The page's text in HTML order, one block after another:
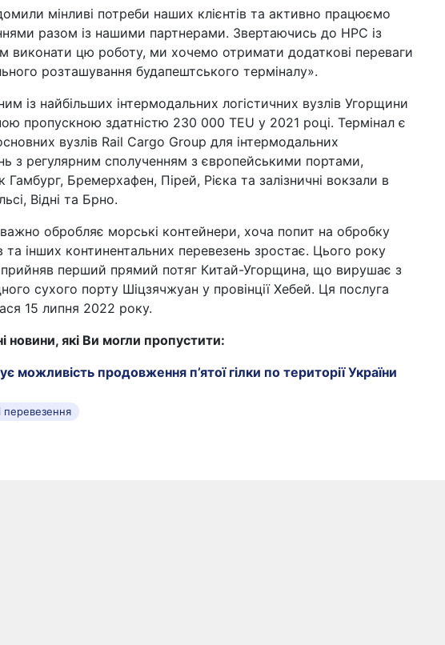
мінливі потреби наших клієнтів та активно працюємо
разом із нашими партнерами. Звертаючись до HPC із
виконати цю роботу, ми хочемо отримати додаткові переваги
розташування будапештського терміналу».
із найбільших інтермодальних логістичних вузлів Угорщини
пропускною здатністю 230 000 TEU у 2021 році. Термінал є
вузлів Rail Cargo Group для інтермодальних
з регулярним сполученням з європейськими портами,
Гамбург, Бремерхафен, Пірей, Рієка та залізничні вокзали в
Відні та Брно.
обробляє морські контейнери, хоча попит на обробку
та інших континентальних перевезень зростає. Цього року
прийняв перший прямий потяг Китай-Угорщина, що вирушає з
сухого порту Шіцзячжуан у провінції Хебей. Ця послуга
15 липня 2022 року.
новини, які Ви могли пропустити:
можливість продовження п’ятої гілки по території України
перевезення